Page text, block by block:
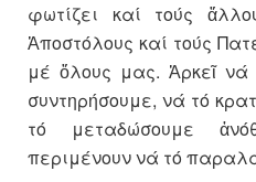
φωτίζει καί τούς
Ἀποστόλους καί τούς
μέ ὅλους μας. Ἀρκεῖ
συντηρήσουμε, νά τό
τό μεταδώσουμε
περιμένουν νά τό